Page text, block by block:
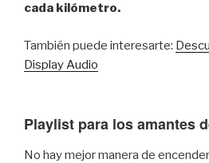
cada kilómetro.
También puede interesarte:
Display Audio
Playlist para los amantes
No hay mejor manera de